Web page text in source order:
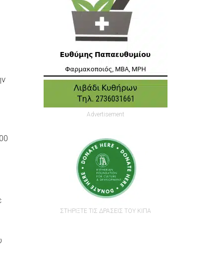
Advertisement
ΣΤΗΡΙΞΤΕ ΤΙΣ ΔΡΑΣΕΙΣ ΤΟΥ ΚΙΠΑ